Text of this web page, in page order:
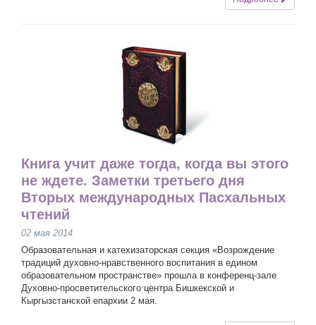
Книга учит даже тогда, когда вы этого
не ждете. Заметки третьего дня
Вторых международных Пасхальных
чтений
02 мая 2014
Образовательная и катехизаторская секция «Возрождение
традиций духовно-нравственного воспитания в едином
образовательном пространстве» прошла в конференц-зале
Духовно-просветительского центра Бишкекской и
Кыргызстанской епархии 2 мая.